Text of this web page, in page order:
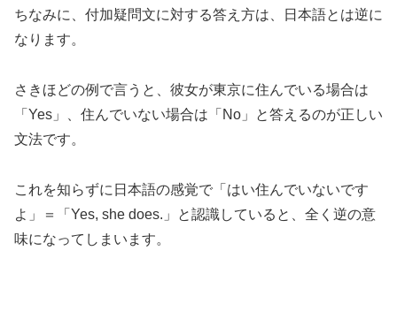
ちなみに、付加疑問文に対する答え方は、日本語とは逆に
なります。
さきほどの例で言うと、彼女が東京に住んでいる場合は
「Yes」、住んでいない場合は「No」と答えるのが正しい
文法です。
これを知らずに日本語の感覚で「はい住んでいないです
よ」＝「Yes, she does.」と認識していると、全く逆の意
味になってしまいます。